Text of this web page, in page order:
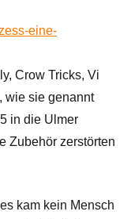
eine-
Crow Tricks, Vi
wie sie genannt
in die Ulmer
Zubehör zerstörten
kam kein Mensch